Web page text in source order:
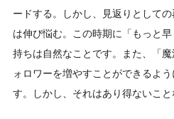
ードする。しかし、見返りとして
は伸び悩む。この時期に「もっと
持ちは自然なことです。また、「
ォロワーを増やすことができるよ
す。しかし、それはあり得ないこと